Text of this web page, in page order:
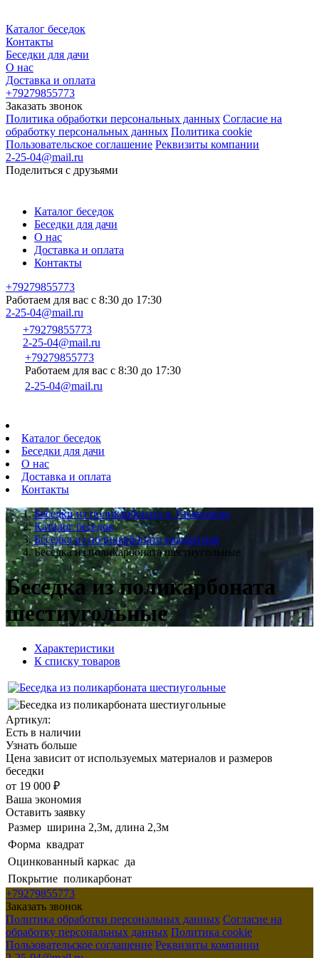
Каталог беседок
Контакты
Беседки для дачи
О нас
Доставка и оплата
+79279855773
Заказать звонок
Политика обработки персональных данных Согласие на
обработку персональных данных Политика cookie
Пользовательское соглашение Реквизиты компании
2-25-04@mail.ru
Поделиться с друзьями
Каталог беседок
Беседки для дачи
О нас
Доставка и оплата
Контакты
+79279855773
Работаем для вас с 8:30 до 17:30
2-25-04@mail.ru
+79279855773
2-25-04@mail.ru
+79279855773
Работаем для вас с 8:30 до 17:30
2-25-04@mail.ru
Каталог беседок
Беседки для дачи
О нас
Доставка и оплата
Контакты
Беседки из поликарбоната в Ульяновске
Каталог беседок
Беседка из поликарбоната квадратная
Беседка из поликарбоната шестиугольные
Беседка из поликарбоната
шестиугольные
Характеристики
К списку товаров
Артикул:
Есть в наличии
Узнать больше
Цена зависит от используемых материалов и размеров
беседки
от 19 000 ₽
Ваша экономия
Оставить заявку
Размер ширина 2,3м, длина 2,3м
Форма квадрат
Оцинкованный каркас да
Покрытие поликарбонат
+79279855773
Заказать звонок
Политика обработки персональных данных Согласие на
обработку персональных данных Политика cookie
Пользовательское соглашение Реквизиты компании